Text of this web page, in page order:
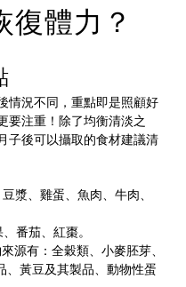
復體力？
情況不同，重點即是照顧好
要注重！除了均衡清淡之
子後可以攝取的食材建議清
漿、雞蛋、魚肉、牛肉、
番茄、紅棗。
源有：全穀類、小麥胚芽、
、黃豆及其製品、動物性蛋